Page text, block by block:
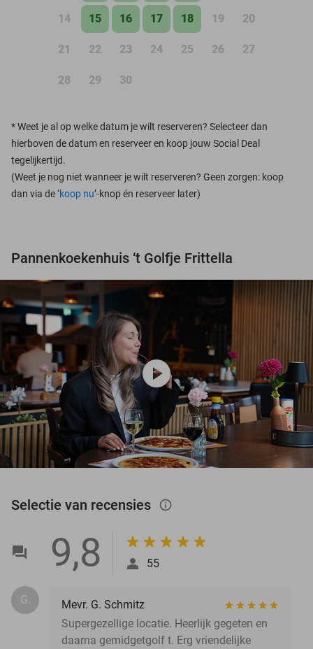
14 15 16 17 18 19 20
21 22 23 24 25 26 27
28 29 30
*Weet je al op welke datum je wilt reserveren? Selecteer dan
hierboven de datum en reserveer en koop jouw Social Deal
tegelijkertijd.
(Weet je nog niet wanneer je wilt reserveren? Geen zorgen: koop
dan via de ‘koop nu’-knop én reserveer later)
Pannenkoekenhuis ‘t Golfje Frittella
play_circle
Selectie van recensies info_outlined
9,8 55
G.
Mevr. G. Schmitz
Supergezellige locatie. Heerlijk gegeten en
daarna gemidgetgolf t. Erg vriendelijke